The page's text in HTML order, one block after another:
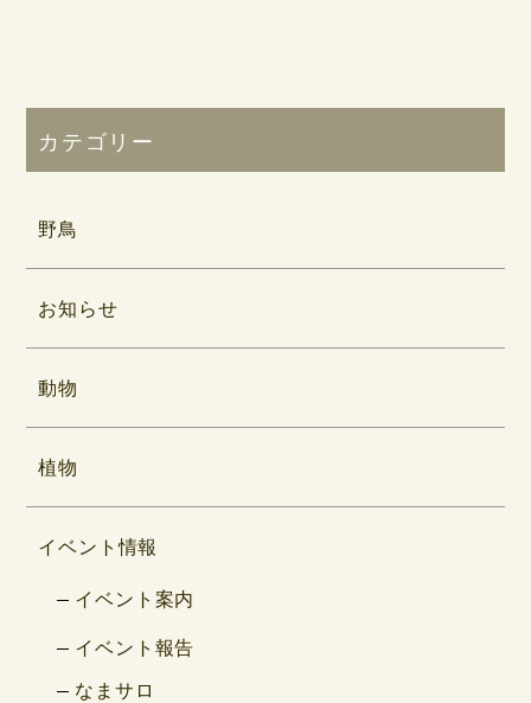
カテゴリー
野鳥
お知らせ
動物
植物
イベント情報
イベント案内
イベント報告
なまサロ